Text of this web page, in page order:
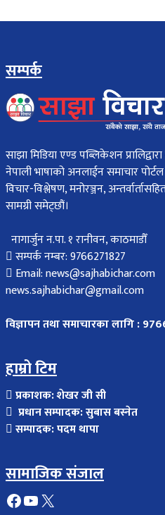
सम्पर्क
साझा मिडिया एण्ड पब्लिकेशन
नेपाली भाषाको अनलाईन समाचार
विचार-विश्लेषण, मनोरञ्जन,
सामग्री समेट्छौं।
नागार्जुन न.पा. १ रानीवन, काठमाडौँ
सम्पर्क नम्बर: 9766271827
Email: news@sajhabichar.com
news.sajhabichar@gmail.com
विज्ञापन तथा समाचारका लागि :
हाम्रो टिम
प्रकाशक: शेखर जी सी
प्रधान सम्पादक: सुबास बस्नेत
सम्पादक: पदम थापा
सामाजिक संजाल
Facebook
YouTube
X